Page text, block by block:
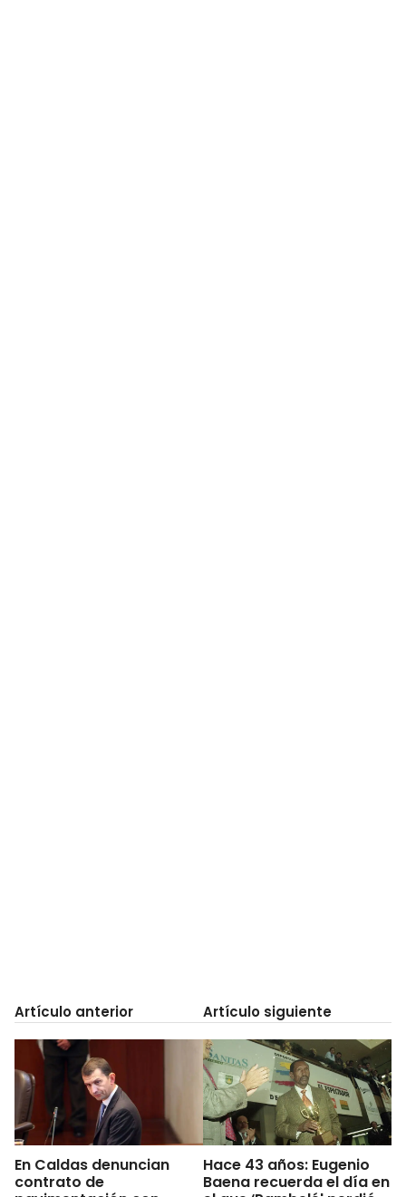
Artículo anterior
En Caldas denuncian
contrato de
Artículo siguiente
Hace 43 años: Eugenio
Baena recuerda el día en